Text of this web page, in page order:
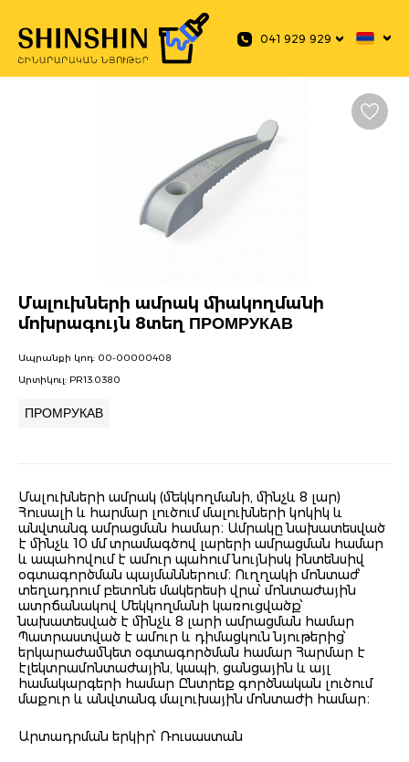
041 929 929
Մալուխների ամրակ միակողմանի
մոխրագույն 8տեղ ПРОМРУКАВ
Ապրանքի կոդ: 00-00000408
Արտիկուլ: PR13.0380
ПРОМРУКАВ
Մալուխների ամրակ (մեկկողմանի, մինչև 8 լար)
Հուսալի և հարմար լուծում մալուխների կոկիկ և
անվտանգ ամրացման համար։ Ամրակը նախատեսված
է մինչև 10 մմ տրամագծով լարերի ամրացման համար
և ապահովում է ամուր պահում նույնիսկ ինտենսիվ
օգտագործման պայմաններում։ Ուղղակի մոնտաժ՝
տեղադրում բետոնե մակերեսի վրա՝ մոնտաժային
ատրճանակով Մեկկողմանի կառուցվածք՝
նախատեսված է մինչև 8 լարի ամրացման համար
Պատրաստված է ամուր և դիմացկուն նյութերից՝
երկարաժամկետ օգտագործման համար Հարմար է
էլեկտրամոնտաժային, կապի, ցանցային և այլ
համակարգերի համար Ընտրեք գործնական լուծում
մաքուր և անվտանգ մալուխային մոնտաժի համար։
Արտադրման երկիր՝ Ռուսաստան